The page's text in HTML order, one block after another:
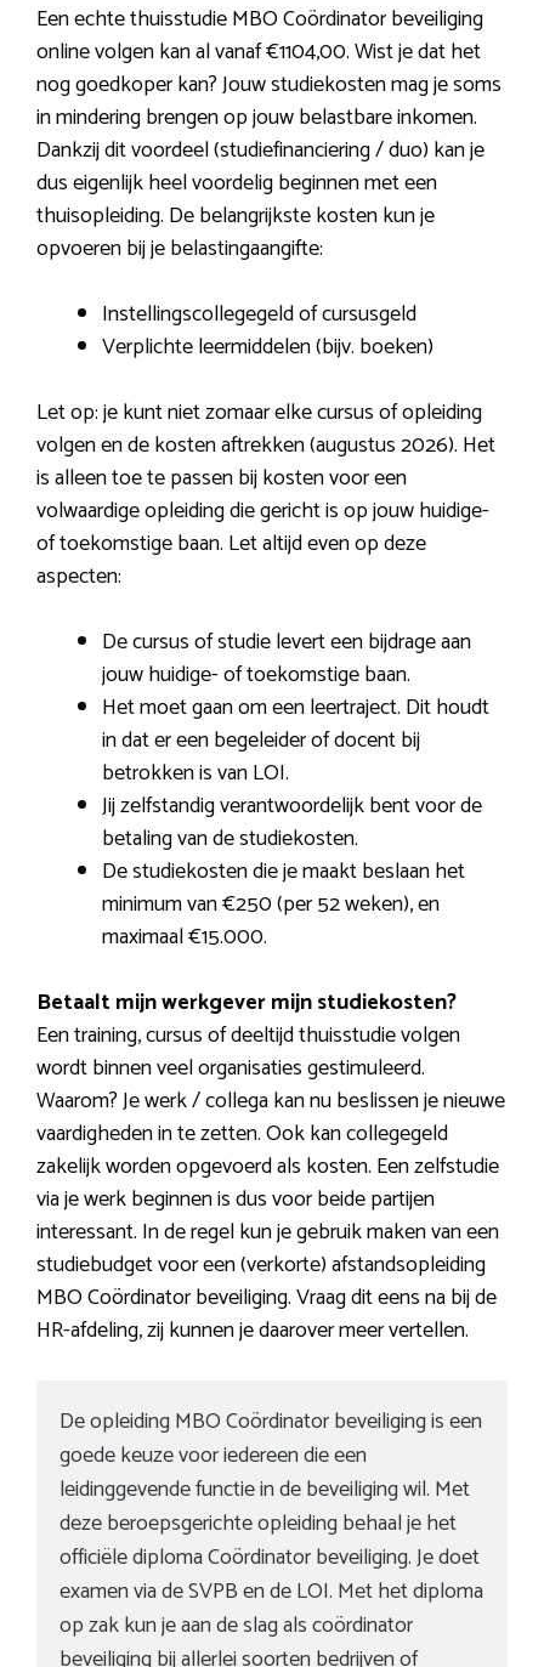
Een echte thuisstudie MBO Coördinator beveiliging
online volgen kan al vanaf €1104,00. Wist je dat het
nog goedkoper kan? Jouw studiekosten mag je soms
in mindering brengen op jouw belastbare inkomen.
Dankzij dit voordeel (studiefinanciering / duo) kan je
dus eigenlijk heel voordelig beginnen met een
thuisopleiding. De belangrijkste kosten kun je
opvoeren bij je belastingaangifte:
Instellingscollegegeld of cursusgeld
Verplichte leermiddelen (bijv. boeken)
Let op: je kunt niet zomaar elke cursus of opleiding
volgen en de kosten aftrekken (augustus 2026). Het
is alleen toe te passen bij kosten voor een
volwaardige opleiding die gericht is op jouw huidige-
of toekomstige baan. Let altijd even op deze
aspecten:
De cursus of studie levert een bijdrage aan
jouw huidige- of toekomstige baan.
Het moet gaan om een leertraject. Dit houdt
in dat er een begeleider of docent bij
betrokken is van LOI.
Jij zelfstandig verantwoordelijk bent voor de
betaling van de studiekosten.
De studiekosten die je maakt beslaan het
minimum van €250 (per 52 weken), en
maximaal €15.000.
Betaalt mijn werkgever mijn studiekosten?
Een training, cursus of deeltijd thuisstudie volgen
wordt binnen veel organisaties gestimuleerd.
Waarom? Je werk / collega kan nu beslissen je nieuwe
vaardigheden in te zetten. Ook kan collegegeld
zakelijk worden opgevoerd als kosten. Een zelfstudie
via je werk beginnen is dus voor beide partijen
interessant. In de regel kun je gebruik maken van een
studiebudget voor een (verkorte) afstandsopleiding
MBO Coördinator beveiliging. Vraag dit eens na bij de
HR-afdeling, zij kunnen je daarover meer vertellen.
De opleiding MBO Coördinator beveiliging is een
goede keuze voor iedereen die een
leidinggevende functie in de beveiliging wil. Met
deze beroepsgerichte opleiding behaal je het
officiële diploma Coördinator beveiliging. Je doet
examen via de SVPB en de LOI. Met het diploma
op zak kun je aan de slag als coördinator
beveiliging bij allerlei soorten bedrijven of